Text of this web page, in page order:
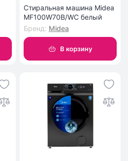
Стиральная машина Midea
MF100W70B/WC белый
Бренд: Midea
В корзину